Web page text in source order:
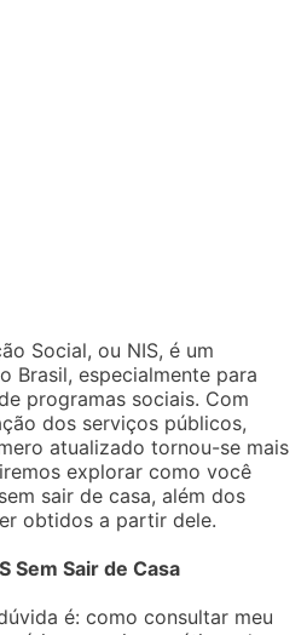
Social, ou NIS, é um
Brasil, especialmente para
programas sociais. Com
dos serviços públicos,
atualizado tornou-se mais
explorar como você
sair de casa, além dos
obtidos a partir dele.
Sem Sair de Casa
é: como consultar meu